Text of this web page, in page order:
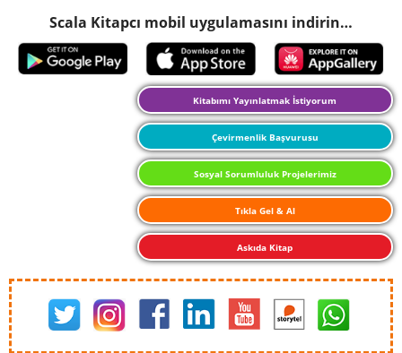
Scala Kitapcı mobil uygulamasını indirin…
Kitabımı Yayınlatmak İstiyorum
Çevirmenlik Başvurusu
Sosyal Sorumluluk Projelerimiz
Tıkla Gel & Al
Askıda Kitap